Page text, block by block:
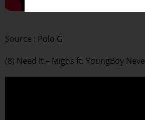
Source : Polo G
(8) Need It – Migos ft. YoungBoy